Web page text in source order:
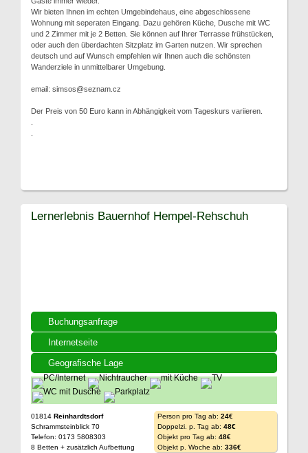
Wir bieten Ihnen im echten Umgebindehaus, eine abgeschlossene
Wohnung mit seperaten Eingang. Dazu gehören Küche, Dusche mit WC
und 2 Zimmer mit je 2 Betten. Sie können auf Ihrer Terrasse frühstücken,
oder auch den überdachten Sitzplatz im Garten nutzen. Wir sprechen
deutsch und auf Wunsch empfehlen wir Ihnen auch die schönsten
Wanderziele in unmittelbarer Umgebung.
email: simsos@seznam.cz
Der Preis von 50 Euro kann in Abhängigkeit vom Tageskurs variieren.
Buchungsanfrage
Internetseite
Geografische Lage
Lernerlebnis Bauernhof Hempel-Rehschuh
01814 Reinhardtsdorf
Schrammsteinblick 70
Telefon: 0173 5808303
8 Betten + zusätzlich Aufbettung
Person pro Tag ab: 24€
Doppelzi. p. Tag ab: 48€
Objekt pro Tag ab: 48€
Objekt p. Woche ab: 336€